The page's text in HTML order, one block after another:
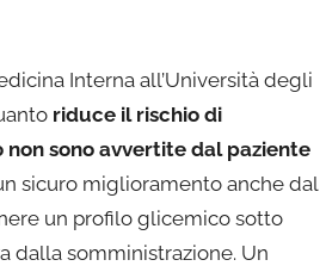
Interna all’Università degli
riduce il rischio di
sono avvertite dal paziente
sicuro miglioramento anche dal
un profilo glicemico sotto
dalla somministrazione. Un